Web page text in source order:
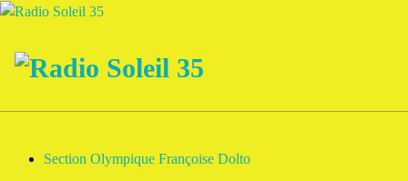
Aller
contenu
Section Olympique Françoise Dolto